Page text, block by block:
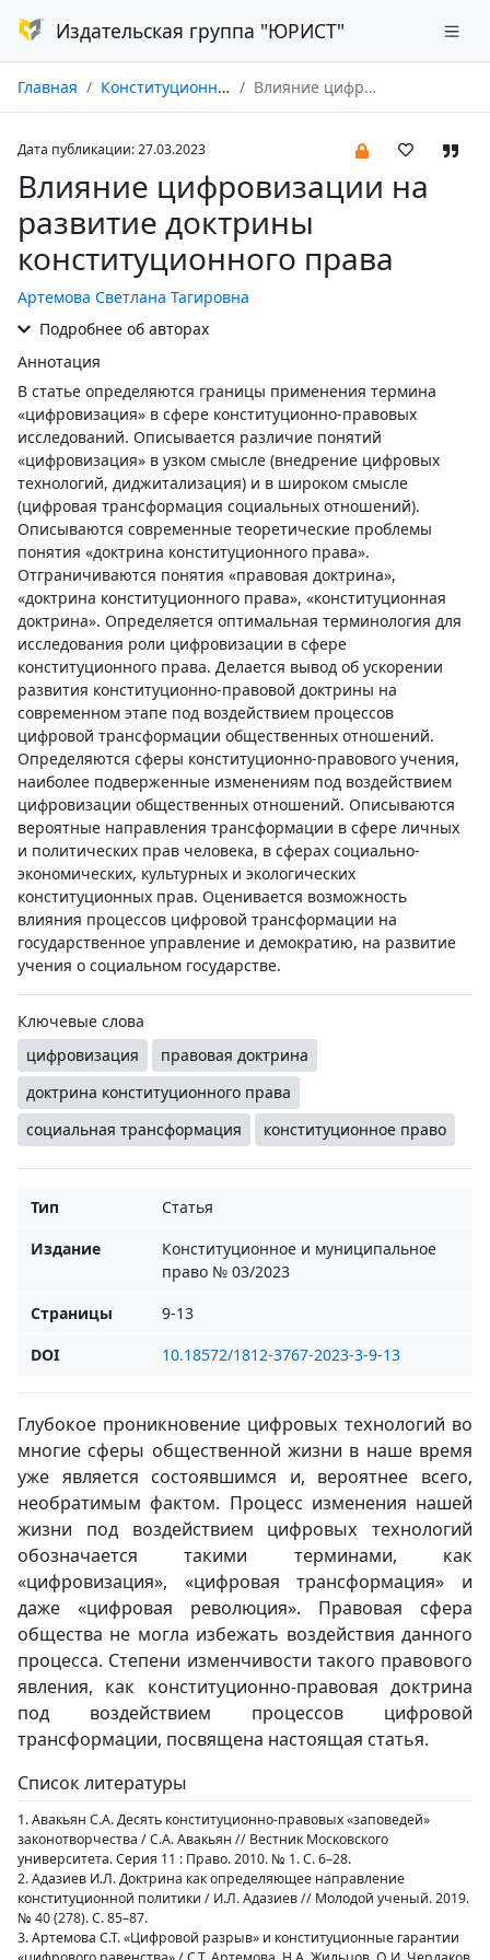
Издательская группа "ЮРИСТ"
Главная Конституционное и муниципальное право № 03/2023 Влияние цифровизации на развитие доктрины конституционного права
Дата публикации: 27.03.2023
Влияние цифровизации на
развитие доктрины
конституционного права
Артемова Светлана Тагировна
Подробнее об авторах
Аннотация
В статье определяются границы применения термина
«цифровизация» в сфере конституционно-правовых
исследований. Описывается различие понятий
«цифровизация» в узком смысле (внедрение цифровых
технологий, диджитализация) и в широком смысле
(цифровая трансформация социальных отношений).
Описываются современные теоретические проблемы
понятия «доктрина конституционного права».
Отграничиваются понятия «правовая доктрина»,
«доктрина конституционного права», «конституционная
доктрина». Определяется оптимальная терминология для
исследования роли цифровизации в сфере
конституционного права. Делается вывод об ускорении
развития конституционно-правовой доктрины на
современном этапе под воздействием процессов
цифровой трансформации общественных отношений.
Определяются сферы конституционно-правового учения,
наиболее подверженные изменениям под воздействием
цифровизации общественных отношений. Описываются
вероятные направления трансформации в сфере личных
и политических прав человека, в сферах социально-
экономических, культурных и экологических
конституционных прав. Оценивается возможность
влияния процессов цифровой трансформации на
государственное управление и демократию, на развитие
учения о социальном государстве.
Ключевые слова
цифровизация
правовая доктрина
доктрина конституционного права
социальная трансформация
конституционное право
Тип
Статья
Издание
Конституционное и муниципальное
право № 03/2023
Страницы
9-13
DOI
10.18572/1812-3767-2023-3-9-13
Глубокое проникновение цифровых технологий во
многие сферы общественной жизни в наше время
уже является состоявшимся и, вероятнее всего,
необратимым фактом. Процесс изменения нашей
жизни под воздействием цифровых технологий
обозначается такими терминами, как
«цифровизация», «цифровая трансформация» и
даже «цифровая революция». Правовая сфера
общества не могла избежать воздействия данного
процесса. Степени изменчивости такого правового
явления, как конституционно-правовая доктрина
под воздействием процессов цифровой
трансформации, посвящена настоящая статья.
Список литературы
1. Авакьян С.А. Десять конституционно-правовых «заповедей»
законотворчества / С.А. Авакьян // Вестник Московского
университета. Серия 11 : Право. 2010. № 1. С. 6–28.
2. Адазиев И.Л. Доктрина как определяющее направление
конституционной политики / И.Л. Адазиев // Молодой ученый. 2019.
№ 40 (278). С. 85–87.
3. Артемова С.Т. «Цифровой разрыв» и конституционные гарантии